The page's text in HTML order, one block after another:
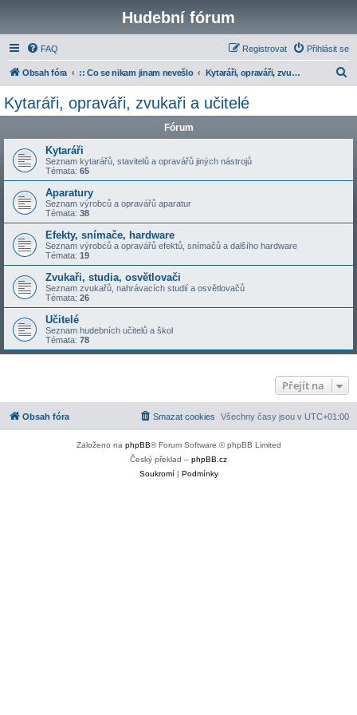
Hudební fórum
FAQ Přihlásit se
Registrovat
Obsah fóra :: Co se nikam jinam nevešlo Kytaráři, opraváři, zvukaři a učitelé
Kytaráři, opraváři, zvukaři a učitelé
Fórum
Kytaráři
Seznam kytarářů, stavitelů a opravářů jiných nástrojů
Témata: 65
Aparatury
Seznam výrobců a opravářů aparatur
Témata: 38
Efekty, snímače, hardware
Seznam výrobců a opravářů efektů, snímačů a dalšího hardware
Témata: 19
Zvukaři, studia, osvětlovači
Seznam zvukařů, nahrávacích studií a osvětlovačů
Témata: 26
Učitelé
Seznam hudebních učitelů a škol
Témata: 78
Přejít na
Obsah fóra Všechny časy jsou v UTC+01:00
Smazat cookies
Založeno na phpBB® Forum Software © phpBB Limited
Český překlad – phpBB.cz
Soukromí| Podmínky